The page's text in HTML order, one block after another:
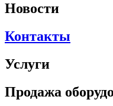
Новости
Контакты
Услуги
Продажа